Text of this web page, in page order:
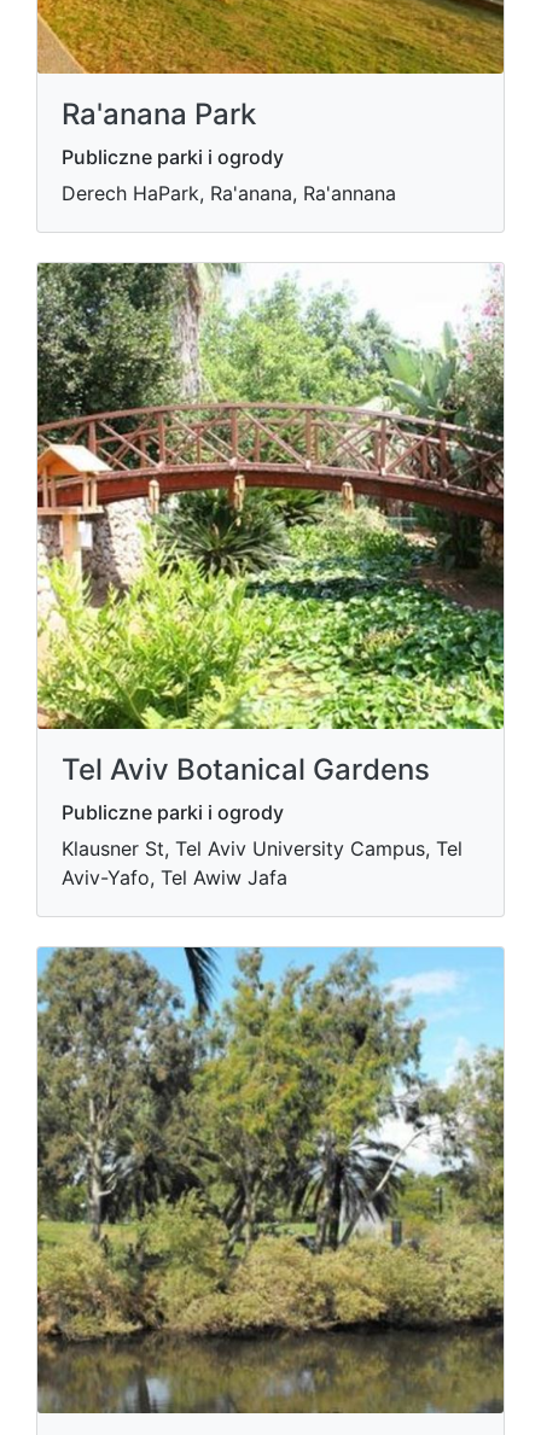
Ra'anana Park
Publiczne parki i ogrody
Derech HaPark, Ra'anana, Ra'annana
Tel Aviv Botanical Gardens
Publiczne parki i ogrody
Klausner St, Tel Aviv University Campus, Tel
Aviv-Yafo, Tel Awiw Jafa